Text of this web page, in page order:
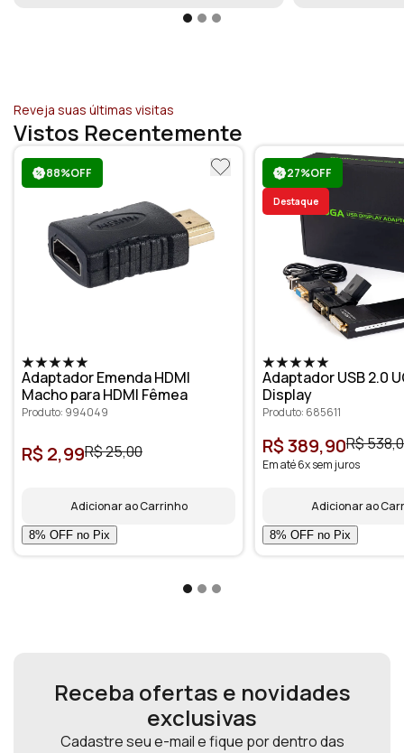
Reveja suas últimas visitas
Vistos Recentemente
88%OFF
Adaptador Emenda HDMI
Macho para HDMI Fêmea
Produto: 994049
R$ 2,99R$ 25,00
Adicionar ao Carrinho
27%OFF
Destaque
Adaptador USB 2.0
Display
Produto: 685611
R$ 389,90R$
Em até 6x sem juros
Adicionar ao
Receba ofertas e novidades
exclusivas
Cadastre seu e-mail e fique por dentro das